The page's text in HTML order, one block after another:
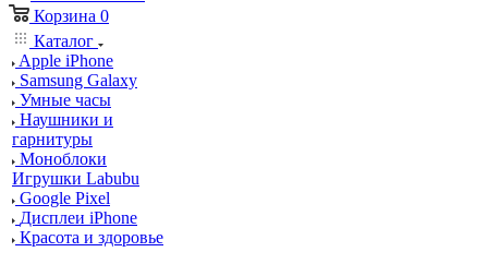
Корзина 0
Каталог
Apple iPhone
Samsung Galaxy
Умные часы
Наушники и
гарнитуры
Моноблоки
Игрушки Labubu
Google Pixel
Дисплеи iPhone
Красота и здоровье